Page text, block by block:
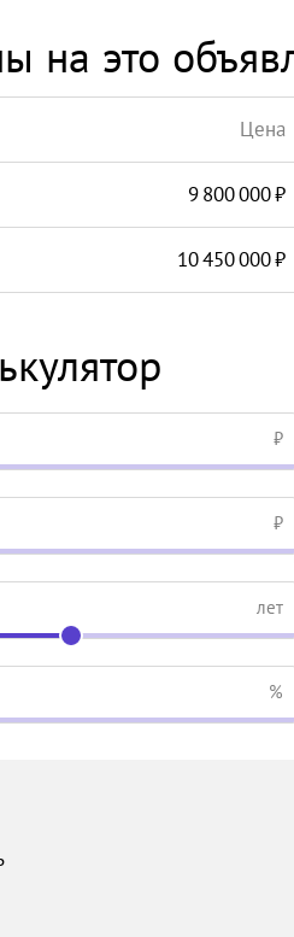
на это
Цена
9 800 000
10 450 000
₽
₽
лет
%